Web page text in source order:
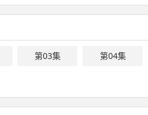
第03集 第04集